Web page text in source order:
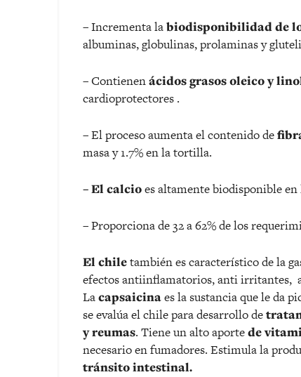
– Incrementa labiodisponibilidad de
albuminas, globulinas, prolaminas y
– Contienenácidos grasos oleico y
cardioprotectores .
– El proceso aumenta el contenido de
masa y 1.7% en la tortilla.
– El calcioes altamente biodisponible
– Proporciona de 32 a 62% de los
El chiletambién es característico de la
efectos antiinflamatorios, anti irritantes,
Lacapsaicinaes la sustancia que le da
se evalúa el chile para desarrollo de
y reumas. Tiene un alto aportede
necesario en fumadores. Estimula la
tránsito intestinal.